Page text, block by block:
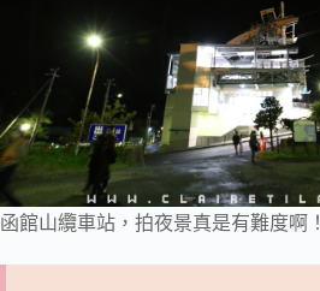
函館山纜車站，拍夜景真是有難度啊！